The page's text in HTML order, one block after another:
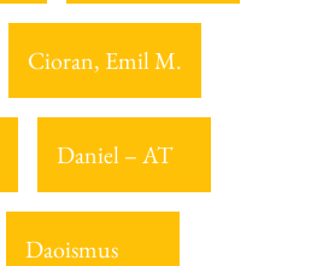
Cioran, Emil M.
Daniel – AT
Daoismus